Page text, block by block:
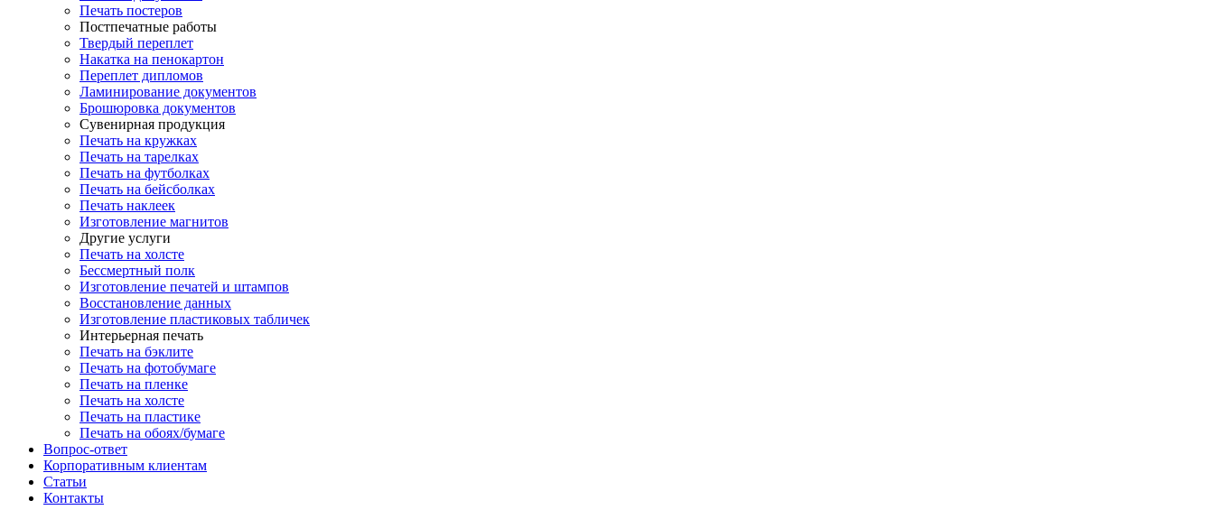
Печать постеров
Постпечатные работы
Твердый переплет
Накатка на пенокартон
Переплет дипломов
Ламинирование документов
Брошюровка документов
Сувенирная продукция
Печать на кружках
Печать на тарелках
Печать на футболках
Печать на бейсболках
Печать наклеек
Изготовление магнитов
Другие услуги
Печать на холсте
Бессмертный полк
Изготовление печатей и штампов
Восстановление данных
Изготовление пластиковых табличек
Интерьерная печать
Печать на бэклите
Печать на фотобумаге
Печать на пленке
Печать на холсте
Печать на пластике
Печать на обоях/бумаге
Вопрос-ответ
Корпоративным клиентам
Статьи
Контакты